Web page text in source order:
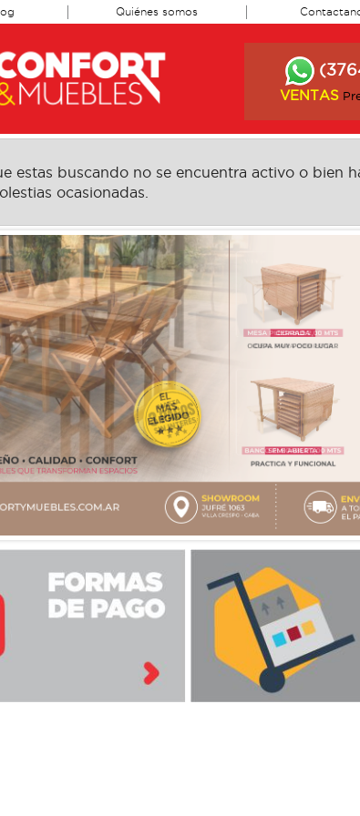
Quiénes somos
VENTAS
estas buscando no se encuentra activo o bien
ocasionadas.